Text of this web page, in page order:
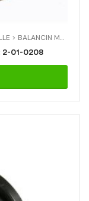
MUELLE MEDIA LUNA LARGO
2-01-0208